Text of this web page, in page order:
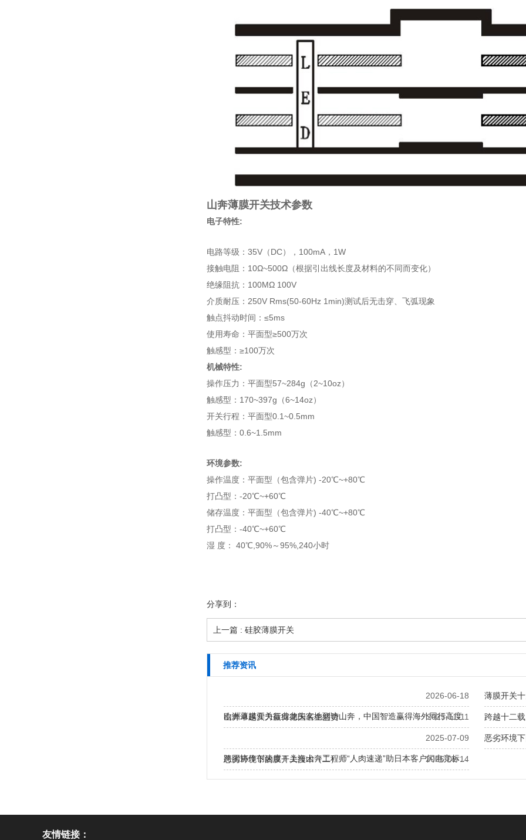
山奔薄膜开关技术参数
电子特性:
电路等级：35V（DC），100mA，1W
接触电阻：10Ω~500Ω（根据引出线长度及材料的不同而变化）
绝缘阻抗：100MΩ 100V
介质耐压：250V Rms(50-60Hz 1min)测试后无击穿、飞弧现象
触点抖动时间：≤5ms
使用寿命：平面型≥500万次
触感型：≥100万次
机械特性:
操作压力：平面型57~284g（2~10oz）
触感型：170~397g（6~14oz）
开关行程：平面型0.1~0.5mm
触感型：0.6~1.5mm
环境参数:
操作温度：平面型（包含弹片) -20℃~+80℃
打凸型：-20℃~+60℃
储存温度：平面型（包含弹片) -40℃~+80℃
打凸型：-40℃~+60℃
湿 度： 40℃,90%～95%,240小时
分享到：
上一篇 : 硅胶薄膜开关
推荐资讯
2026-06-18
欧洲薄膜开关行业龙头实地到访山奔，中国智造赢得海外同行高度
薄膜开关
2025-11-11
山奔卓越实力赢得德国名企盛赞… 跨越十二
2025-07-09
跨国协作创速度！上海山奔工程师“人肉速递”助日本客户闪电竞标…
恶劣环境
2025-02-14
恶劣环境下的膜开关技术（二）…
友情链接：